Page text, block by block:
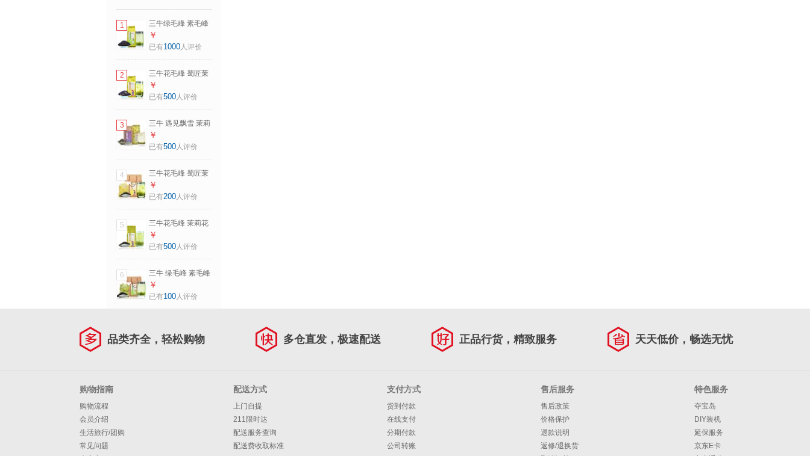
1
三牛绿毛峰 素毛峰
新茶 四川绿茶毛峰
蒙顶高山茶 早春茶
￥
已有1000人评价
2
三牛花毛峰 蜀匠茉
莉花茶新茶 四川花
茶蒙顶高山茶叶
￥
已有500人评价
3
三牛 遇见飘雪 茉莉
花茶四川花茶 蜀匠
翠芽飘雪 250克 浓
￥
已有500人评价
4
三牛花毛峰 蜀匠茉
莉花茶 四川花茶
500克（5g*100
￥
已有200人评价
5
三牛花毛峰 茉莉花
茶叶新茶三牛花茶
500克 蒙顶高山茶
￥
已有500人评价
6
三牛 绿毛峰 素毛峰
四川绿茶毛峰明前
春茶蒙顶高山茶1斤
￥
已有100人评价
品类齐全，轻松购物 多仓直发，极速配送 正品行货，精致服务 天天低价，畅选无忧
购物指南
购物流程
会员介绍
生活旅行/团购
常见问题
配送方式
上门自提
211限时达
配送服务查询
配送费收取标准
支付方式
货到付款
在线支付
分期付款
公司转账
售后服务
售后政策
价格保护
退款说明
返修/退换货
特色服务
夺宝岛
DIY装机
延保服务
京东E卡